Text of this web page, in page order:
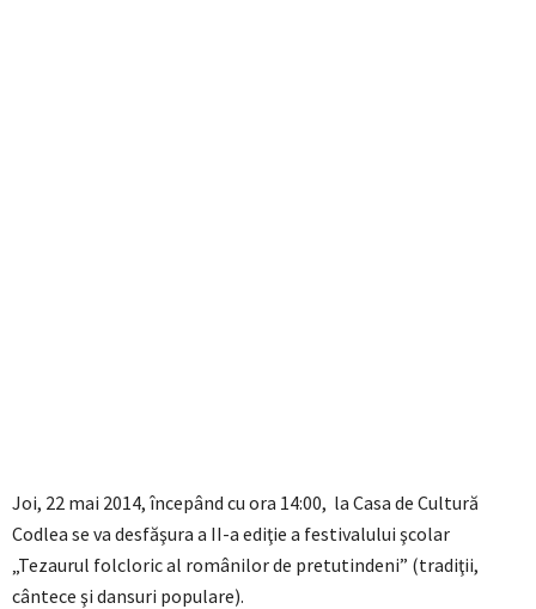
Joi, 22 mai 2014, începând cu ora 14:00, la Casa de Cultură
Codlea se va desfăşura a II-a ediţie a festivalului şcolar
„Tezaurul folcloric al românilor de pretutindeni” (tradiţii,
cântece şi dansuri populare).